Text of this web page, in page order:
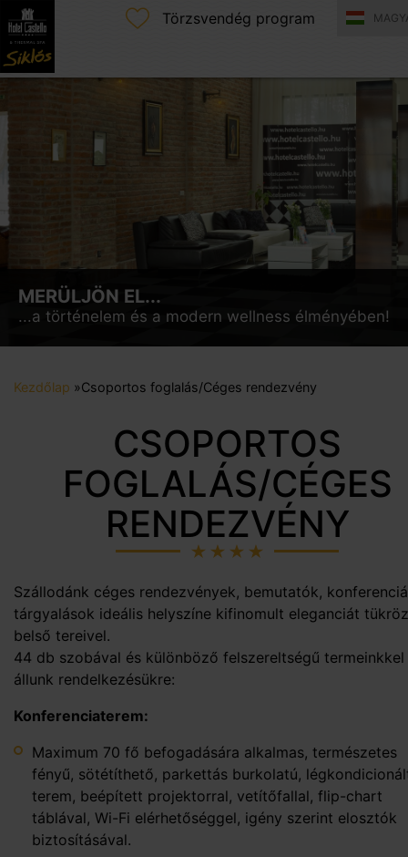
Törzsvendég program
MERÜLJÖN EL...
...a történelem és a modern wellness élményében!
Kezdőlap »Csoportos foglalás/Céges rendezvény
CSOPORTOS
FOGLALÁS/CÉGES
RENDEZVÉNY
Szállodánk céges rendezvények, bemutatók,
tárgyalások ideális helyszíne kifinomult eleganciát
belső tereivel.
44 db szobával és különböző felszereltségű termeinkkel
állunk rendelkezésükre:
Konferenciaterem:
Maximum 70 fő befogadására alkalmas, természetes
fényű, sötétíthető, parkettás burkolatú,
terem, beépített projektorral, vetítőfallal, flip-chart
táblával, Wi-Fi elérhetőséggel, igény szerint elosztók
biztosításával.